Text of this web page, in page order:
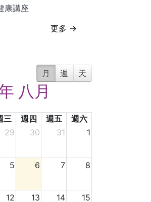
康講座
更多 →
月 週 天
八月
三 週四 週五
週六
29 30 31 1
5 6 7 8
12 13 14 15